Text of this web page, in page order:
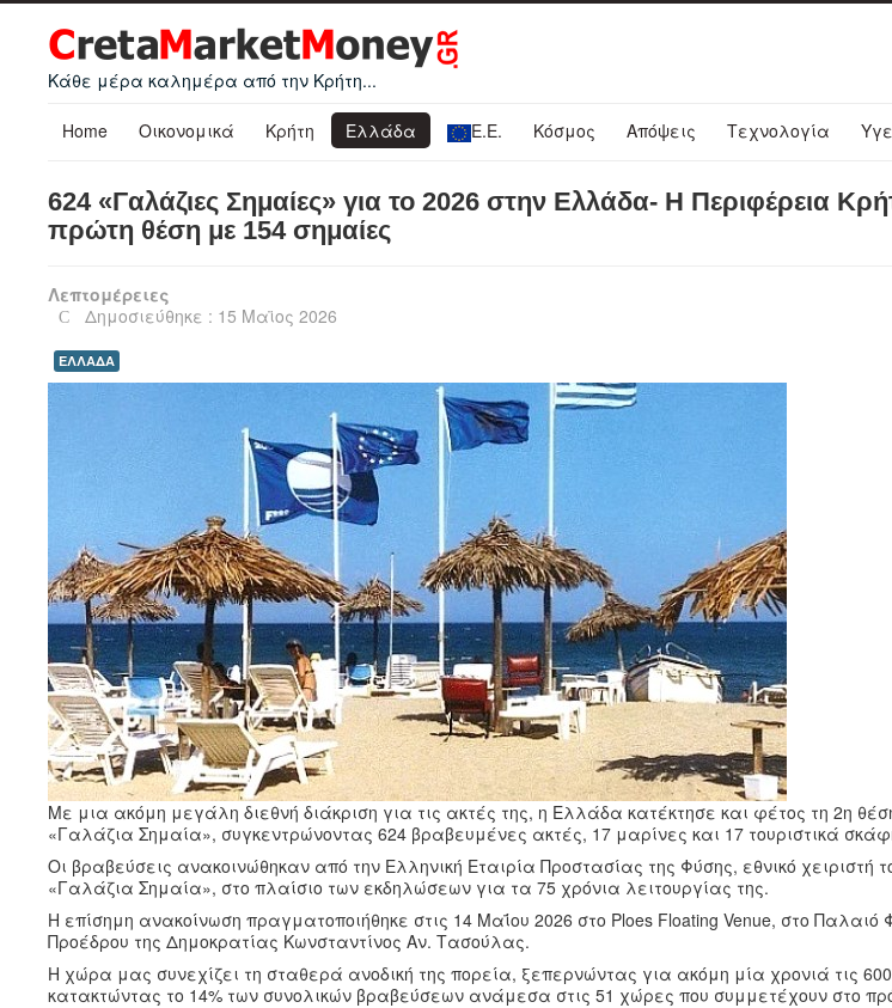
Κάθε μέρα καλημέρα από την Κρήτη...
Home Οικονομικά Κρήτη Ελλάδα Ε.Ε. Κόσμος Απόψεις Τεχνολογία
624 «Γαλάζιες Σημαίες» για το 2026 στην Ελλάδα- Η Περιφέρεια
πρώτη θέση με 154 σημαίες
Λεπτομέρειες
Δημοσιεύθηκε : 15 Μαϊος 2026
ΕΛΛΑΔΑ
Με μια ακόμη μεγάλη διεθνή διάκριση για τις ακτές της, η Ελλάδα κατέκτησε και φέτος τη 2η
«Γαλάζια Σημαία», συγκεντρώνοντας 624 βραβευμένες ακτές, 17 μαρίνες και 17 τουριστικά
Οι βραβεύσεις ανακοινώθηκαν από την Ελληνική Εταιρία Προστασίας της Φύσης, εθνικό χειριστή
«Γαλάζια Σημαία», στο πλαίσιο των εκδηλώσεων για τα 75 χρόνια λειτουργίας της.
Η επίσημη ανακοίνωση πραγματοποιήθηκε στις 14 Μαΐου 2026 στο Ploes Floating Venue, στο Παλαιό
Προέδρου της Δημοκρατίας Κωνσταντίνος Αν. Τασούλας.
Η χώρα μας συνεχίζει τη σταθερά ανοδική της πορεία, ξεπερνώντας για ακόμη μία χρονιά τις
κατακτώντας το 14% των συνολικών βραβεύσεων ανάμεσα στις 51 χώρες που συμμετέχουν στο